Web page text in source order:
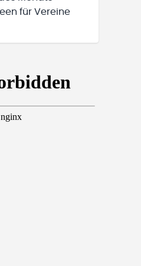
für Vereine